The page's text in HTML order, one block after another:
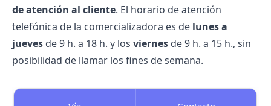
de atención al cliente. El horario de atención
telefónica de la comercializadora es de lunes a
jueves de 9 h. a 18 h. y los viernes de 9 h. a 15 h., sin
posibilidad de llamar los fines de semana.